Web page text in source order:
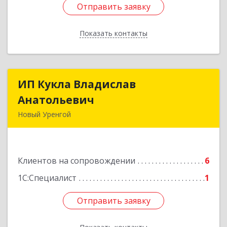
Отправить заявку
Показать контакты
Отправить заявку
Назад
ИП Кукла Владислав
Анатольевич
Новый Уренгой
Клиентов на сопровождении
6
1С:Специалист
1
Отправить заявку
ИП Кукла Владислав
Подробнее
Отправить заявку